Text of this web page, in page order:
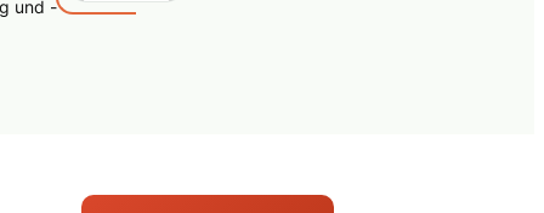
und -